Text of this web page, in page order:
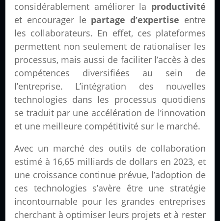
considérablement améliorer la productivité
et encourager le partage d’expertise entre
les collaborateurs. En effet, ces plateformes
permettent non seulement de rationaliser les
processus, mais aussi de faciliter l’accès à des
compétences diversifiées au sein de
l’entreprise. L’intégration des nouvelles
technologies dans les processus quotidiens
se traduit par une accélération de l’innovation
et une meilleure compétitivité sur le marché.
Avec un marché des outils de collaboration
estimé à 16,65 milliards de dollars en 2023, et
une croissance continue prévue, l’adoption de
ces technologies s’avère être une stratégie
incontournable pour les grandes entreprises
cherchant à optimiser leurs projets et à rester